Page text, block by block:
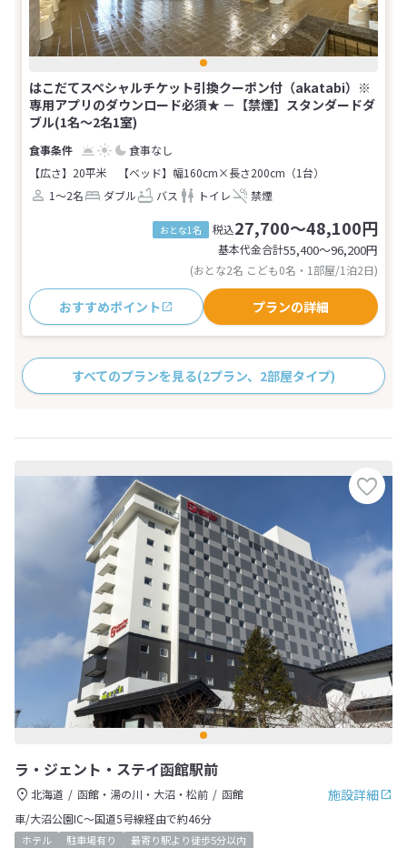
はこだてスペシャルチケット引換クーポン付（akatabi）※
専用アプリのダウンロード必須★ －【禁煙】スタンダードダ
ブル(1名～2名1室)
食事なし
【広さ】20平米
【ベッド】幅160cm×長さ200cm（1台）
1～2名
ダブル バス トイレ 禁煙
おとな1名 税込27,700～48,100円
基本代金合計55,400〜96,200円
(おとな2名 こども0名・1部屋/1泊2日)
おすすめポイント プランの詳細
すべてのプランを見る(2プラン、2部屋タイプ)
ラ・ジェント・ステイ函館駅前
施設詳細
北海道 函館・湯の川・大沼・松前
函館
車/大沼公園IC～国道5号線経由で約46分
ホテル 駐車場有り 最寄り駅より徒歩5分以内